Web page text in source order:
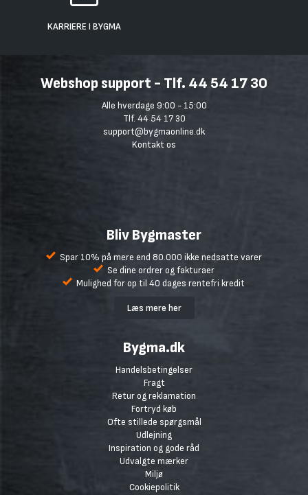
KARRIERE I BYGMA
Webshop support - Tlf. 44 54 17 30
Alle hverdage 9:00 - 15:00
Tlf. 44 54 17 30
support@bygmaonline.dk
Kontakt os
Bliv Bygmaster
Spar 10% på mere end 80.000 ikke nedsatte varer
Se dine ordrer og fakturaer
Mulighed for op til 40 dages rentefri kredit
Læs mere her
Bygma.dk
Handelsbetingelser
Fragt
Retur og reklamation
Fortryd køb
Ofte stillede spørgsmål
Udlejning
Inspiration og gode råd
Udvalgte mærker
Miljø
Cookiepolitik